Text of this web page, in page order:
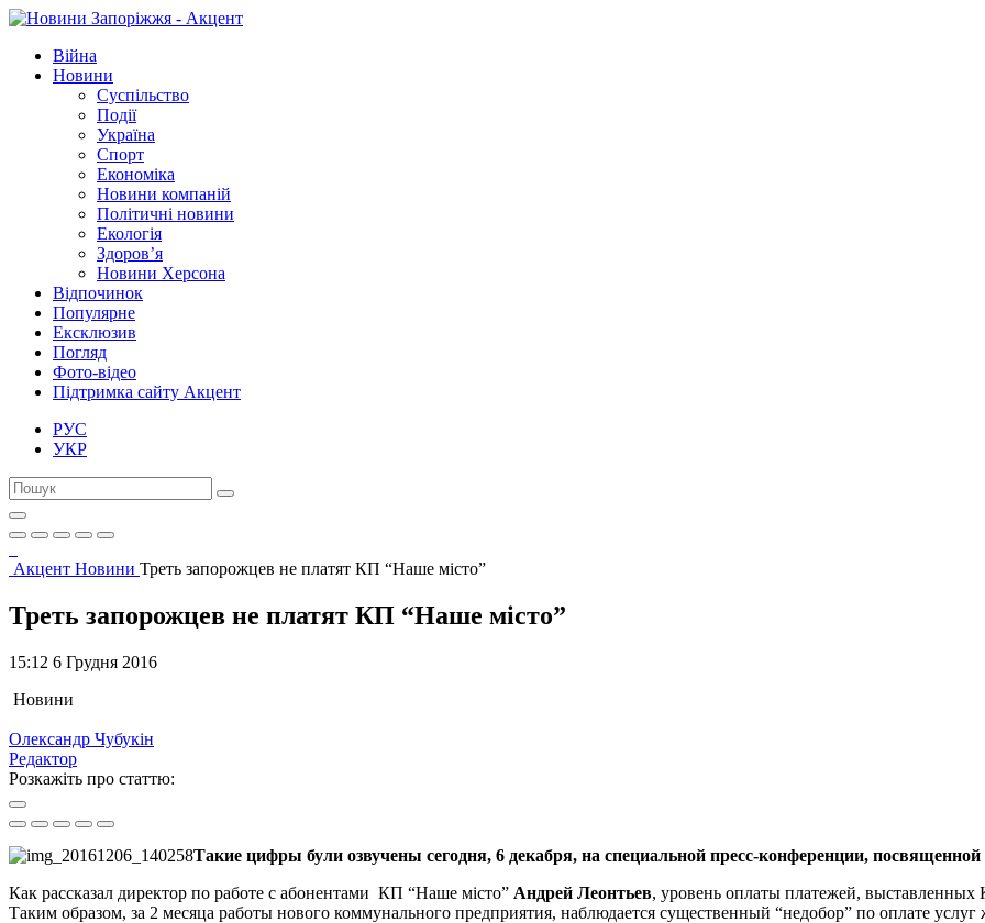
Війна
Новини
Суспільство
Події
Україна
Спорт
Економіка
Новини компаній
Політичні новини
Екологія
Здоров’я
Новини Херсона
Відпочинок
Популярне
Ексклюзив
Погляд
Фото-відео
Підтримка сайту Акцент
РУС
УКР
Акцент Новини Треть запорожцев не платят КП “Наше місто”
Треть запорожцев не платят КП “Наше місто”
15:12 6 Грудня 2016
Новини
Олександр Чубукін
Редактор
Розкажіть про статтю:
Такие цифры були озвучены сегодня, 6 декабря, на специальной пресс-конференции,
Как рассказал директор по работе с абонентами КП “Наше місто” Андрей Леонтьев, уровень оплаты платежей, выставленных
Таким образом, за 2 месяца работы нового коммунального предприятия, наблюдается существенный “недобор” по оплате